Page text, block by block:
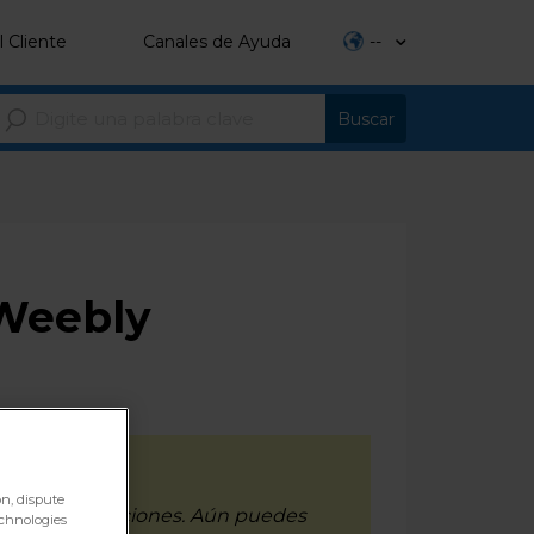
Cliente Canales de Ayuda --
actualizaciones. Aún puedes
dispute